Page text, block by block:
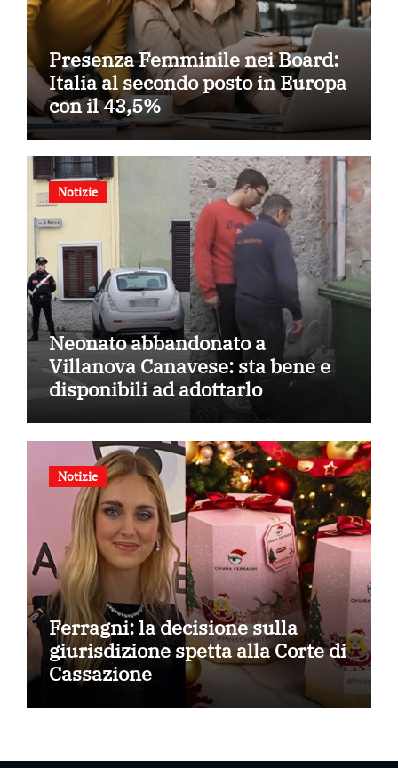
Presenza Femminile nei Board:
Italia al secondo posto in Europa
con il 43,5%
Notizie
Neonato abbandonato a
Villanova Canavese: sta bene e
disponibili ad adottarlo
Notizie
Ferragni: la decisione sulla
giurisdizione spetta alla Corte di
Cassazione